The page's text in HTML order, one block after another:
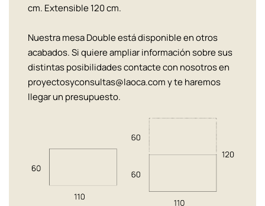
cm. Extensible 120 cm.
Nuestra mesa Double está disponible en otros
acabados. Si quiere ampliar información sobre sus
distintas posibilidades contacte con nosotros en
proyectosyconsultas@laoca.com y te haremos
llegar un presupuesto.